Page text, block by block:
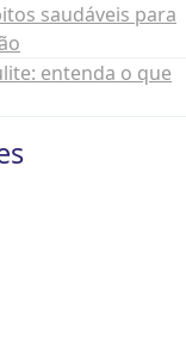
saudáveis para
entenda o que